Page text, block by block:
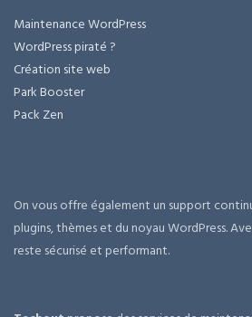
Maintenance WordPress
WordPress piraté ?
Création site web
Park Booster
Pack Zen
On vous offre également un support
plugins, thèmes et du noyau WordPress.
reste sécurisé et performant.